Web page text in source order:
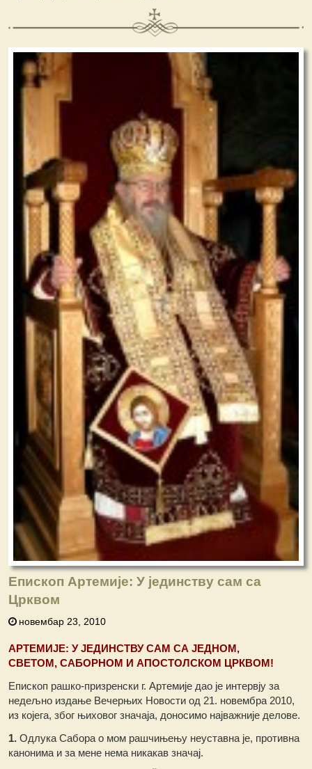
Епископ Артемије: У јединству сам са
Црквом
новембар 23, 2010
АРТЕМИЈЕ: У ЈЕДИНСТВУ САМ СА ЈЕДНОМ,
СВЕТОМ, САБОРНОМ И АПОСТОЛСКОМ ЦРКВОМ!
Епископ рашко-призренски г. Артемије дао је интервју за
недељно издање Вечерњих Новости од 21. новембра 2010,
из којега, због њиховог значаја, доносимо најважније делове.
1. Одлука Сабора о мом рашчињењу неуставна је, противна
канонима и за мене нема никакав значај.